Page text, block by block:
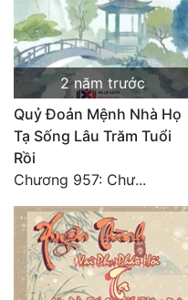
Hệ Thống
Học Đường
Khoa Huyễn
Khoa Huyễn Không Gian
Kinh Dị
Kiếm Hiệp
Kỳ Huyễn
Kỳ Ảo
2 năm trước
Quỷ Đoản Mệnh Nhà Họ
Tạ Sống Lâu Trăm Tuổi
Rồi
Chương 957: Chư...